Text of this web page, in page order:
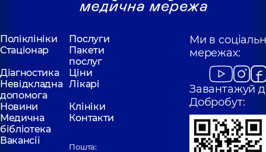
Поліклініки
Послуги
Стаціонар
Пакети
послуг
Діагностика
Ціни
Невідкладна
допомога
Лікарі
Новини
Клініки
Медична
бібліотека
Контакти
Вакансії
Пошта:
Ми в
мережах:
Завантажуй
Добробут: